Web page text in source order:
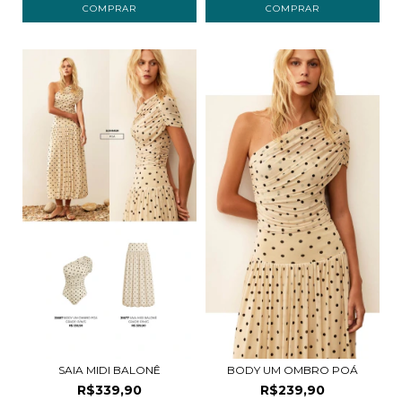
COMPRAR COMPRAR
SAIA MIDI BALONÊ
R$339,90
BODY UM OMBRO POÁ
R$239,90